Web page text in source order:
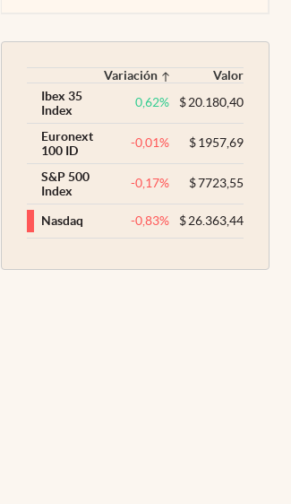
Variación
Valor
Ibex 35
Index
0,62% $20.180,40
Euronext
100 ID
-0,01% $1957,69
S&P 500
Index
-0,17% $7723,55
Nasdaq -0,83% $26.363,44